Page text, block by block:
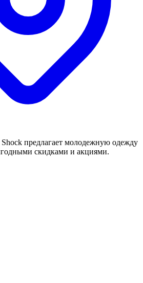
предлагает молодежную одежду
скидками и акциями.